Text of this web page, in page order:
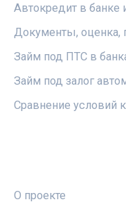
Автокредит в банке
Документы, оценка,
Займ под ПТС в
Займ под залог
Сравнение условий
О проекте